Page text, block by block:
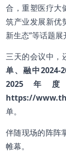
合，重塑医疗大
筑产业发展新优
新生态”等话题展
三天的会议中，
单、融中2024-
2025年
https://
单。
伴随现场的阵阵
帷幕。